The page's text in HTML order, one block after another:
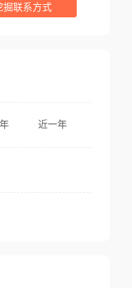
掘联系方式
近一年